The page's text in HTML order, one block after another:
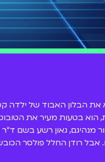
את הבלון האבוד של
בטעות מעיר את
מנהיגם, גאון רשע בשם
רודן החלל פולסר